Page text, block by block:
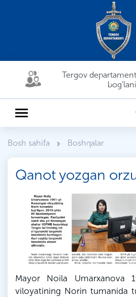
Tergov
Bosh sahifa Boshqalar
Qanot yozgan
Mayor Noila Umarxanova
viloyatining Norin tumanida